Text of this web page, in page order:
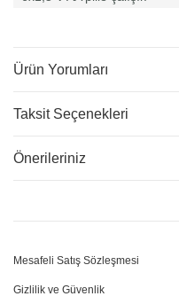
Ürün Yorumları
Taksit Seçenekleri
Önerileriniz
Mesafeli Satış Sözleşmesi
Gizlilik ve Güvenlik